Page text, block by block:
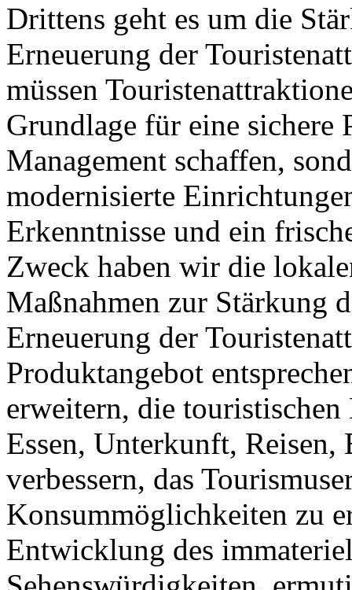
Drittens geht es um die
Erneuerung der
müssen
Grundlage für eine
Management schaffen,
modernisierte
Erkenntnisse und ein
Zweck haben wir die
Maßnahmen zur Stärkung
Erneuerung der
Produktangebot
erweitern, die
Essen, Unterkunft,
verbessern, das
Konsummöglichkeiten zu
Entwicklung des